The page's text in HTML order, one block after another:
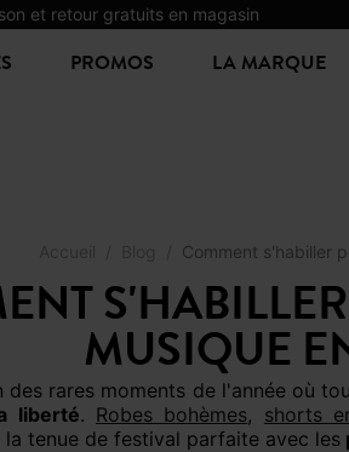
et retour gratuits en magasin
PROMOS LA MARQUE
Comment s'habiller
MUSIQUE
des rares moments de l'année où
liberté. Robes bohèmes, shorts
tenue de festival parfaite avec les